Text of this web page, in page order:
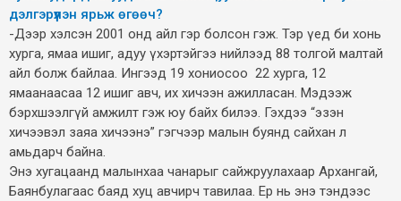
дэлгэрүүлэн ярьж өгөөч?
-Дээр хэлсэн 2001 онд айл гэр болсон гэж. Тэр үед би хонь
хурга, ямаа ишиг, адуу үхэртэйгээ нийлээд 88 толгой малтай
айл болж байлаа. Ингээд 19 хониосоо 22 хурга, 12
ямаанаасаа 12 ишиг авч, их хичээн ажилласан. Мэдээж
бэрхшээлгүй амжилт гэж юу байх билээ. Гэхдээ “эзэн
хичээвэл заяа хичээнэ” гэгчээр малын буянд сайхан л
амьдарч байна.
Энэ хугацаанд малынхаа чанарыг сайжруулахаар Архангай,
Баянбулагаас баяд хуц авчирч тавилаа. Ер нь энэ тэндээс